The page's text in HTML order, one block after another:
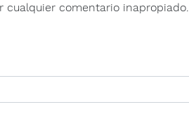
cualquier comentario inapropiado.